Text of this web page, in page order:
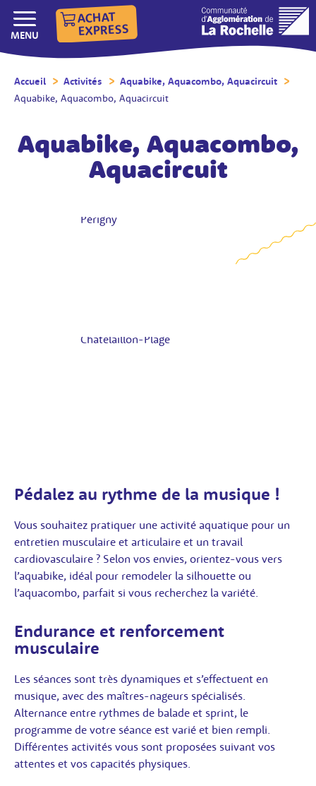
ACHAT
EXPRESS
AFFICHER/MASQUER LE
MENU
Accueil Activités Aquabike, Aquacombo, Aquacircuit
Aquabike, Aquacombo, Aquacircuit
Aquabike, Aquacombo,
Aquacircuit
Pédalez au rythme de la musique !
Vous souhaitez pratiquer une activité aquatique pour un
entretien musculaire et articulaire et un travail
cardiovasculaire ? Selon vos envies, orientez-vous vers
l’aquabike, idéal pour remodeler la silhouette ou
l’aquacombo, parfait si vous recherchez la variété.
Endurance et renforcement
musculaire
Les séances sont très dynamiques et s’effectuent en
musique, avec des maîtres-nageurs spécialisés.
Alternance entre rythmes de balade et sprint, le
programme de votre séance est varié et bien rempli.
Différentes activités vous sont proposées suivant vos
attentes et vos capacités physiques.